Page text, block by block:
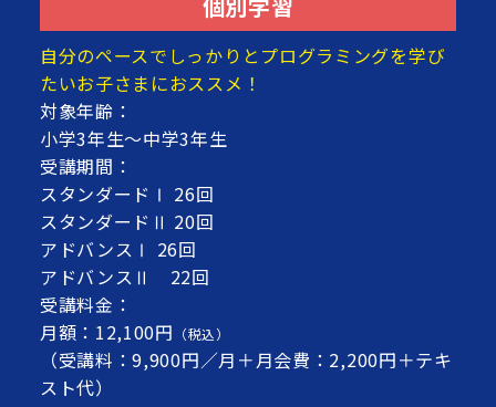
自分のペースでしっかりとプログラミングを学び
たいお子さまにおススメ！
対象年齢：
小学3年生～中学3年生
受講期間：
スタンダードⅠ 26回
スタンダードⅡ 20回
アドバンスⅠ 26回
アドバンスⅡ 22回
受講料金：
月額：12,100円 （税込）
（受講料：9,900円／月＋月会費：2,200円＋テキ
スト代）